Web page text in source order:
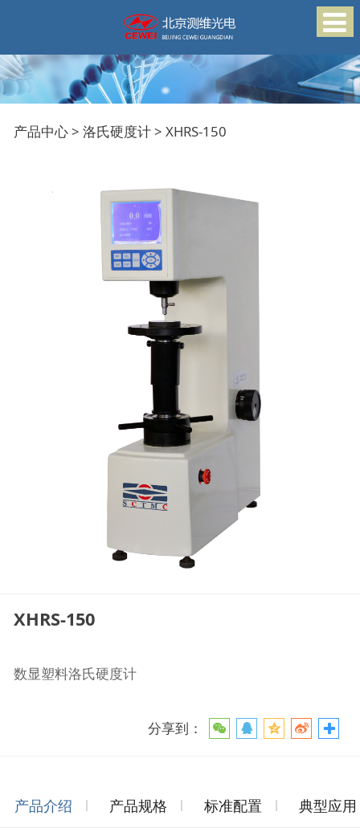
XHRS-150
产品中心> 洛氏硬度计> XHRS-150
XHRS-150
数显塑料洛氏硬度计
分享到：
产品介绍 产品规格 标准配置 典型应用